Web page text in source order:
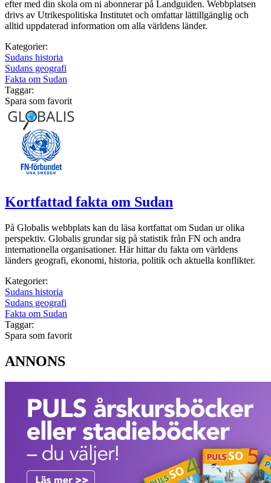
efter med din skola om ni abonnerar på Landguiden. Webbplatsen
drivs av Utrikespolitiska Institutet och omfattar lättillgänglig och
alltid uppdaterad information om alla världens länder.
Kategorier:
Sudans historia
Sudans geografi
Fakta om Sudan
Taggar:
Spara som favorit
Kortfattad fakta om Sudan
På Globalis webbplats kan du läsa kortfattat om Sudan ur olika
perspektiv. Globalis grundar sig på statistik från FN och andra
internationella organisationer. Här hittar du fakta om världens
länders geografi, ekonomi, historia, politik och aktuella konflikter.
Kategorier:
Sudans historia
Sudans geografi
Fakta om Sudan
Taggar:
Spara som favorit
ANNONS